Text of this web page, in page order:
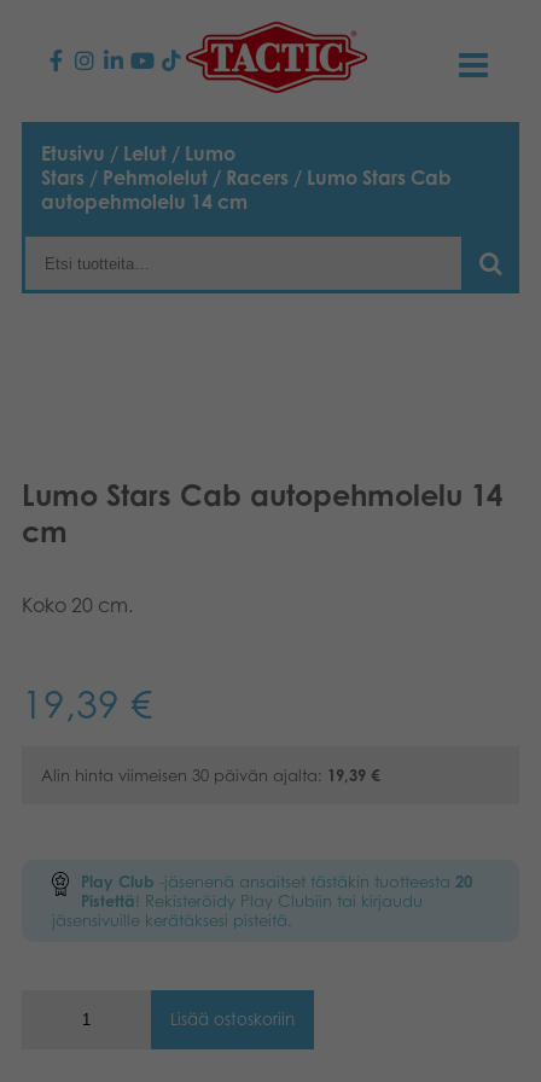
KAUPPA
Lasten pelit
Perhepelit
Lelut
Promotuotteet
AJANKOHTAISTA
TACTIC
Medialle
Norsk
Etusivu / Lelut / Lumo
Stars / Pehmolelut / Racers / Lumo Stars Cab
autopehmolelu 14 cm
Lumo Stars Cab autopehmolelu 14
cm
Koko 20 cm.
19,39 €
Alin hinta viimeisen 30 päivän ajalta: 19,39 €
Play Club -jäsenenä ansaitset tästäkin tuotteesta 20
Pistettä! Rekisteröidy Play Clubiin tai kirjaudu
jäsensivuille kerätäksesi pisteitä.
Lisää ostoskoriin